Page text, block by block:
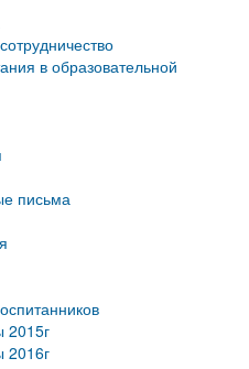
в образовательной
письма
2015г
2016г